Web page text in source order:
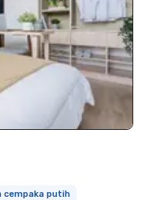
cempaka putih